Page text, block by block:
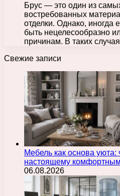
Брус — это один из
востребованных
отделки. Однако, иногда
быть нецелесообразно
причинам. В таких
Свежие записи
Мебель как основа уюта:
настоящему комфортным
06.08.2026